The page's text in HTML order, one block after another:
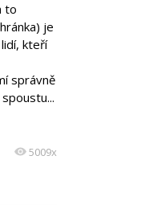
to
je
kteří
správně
5009x